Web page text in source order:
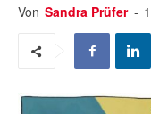
Von Sandra Prüfer -